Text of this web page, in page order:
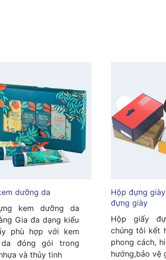
dưỡng da
kem dưỡng da
Gia đa dạng kiểu
phù hợp với kem
đóng gói trong
và thủy tinh
Hộp đựng
đựng giày
Hộp giấy
chúng tôi kết
phong cách,
hướng,bảo vệ